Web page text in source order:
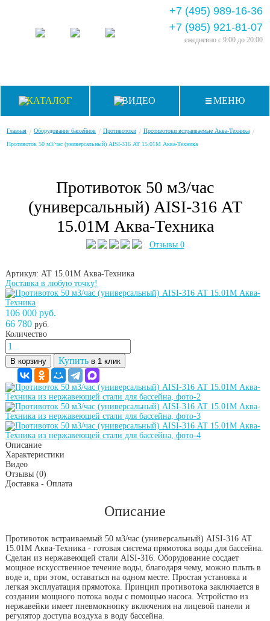
+7 (495) 989-16-36
+7 (985) 921-81-07
ежедневно с 9:00 до 20:00
КАТАЛОГ ВИДЕО МЕНЮ
Главная / Оборудование бассейнов / Противотоки / Противотоки встраиваемые Аква-Техника /
Противоток 50 м3/час (универсальный) AISI-316 АТ 15.01М Аква-Техника
Противоток 50 м3/час
(универсальный) AISI-316 АТ
15.01М Аква-Техника
Отзывы 0
Артикул: АТ 15.01М Аква-Техника
Доставка в любую точку!
106 000 руб.
66 780 руб.
Количество
В корзину Купить в 1 клик
Описание
Характеристики
Видео
Отзывы (0)
Доставка - Оплата
Описание
Противоток встраиваемый 50 м3/час (универсальный) AISI-316 АТ
15.01М Аква-Техника - готовая система прямотока воды для бассейна.
Сделан из нержавеющей стали AISI-316. Оборудование сосдает
мощное искусственное течение воды, благодаря чему, можно плыть в
воде и, при этом, оставаться на одном месте. Простая установка и
легкая эксплуатация прямотока. Принцип противотока заключается в
создании мощного потока воды с помощью насоса. Устройство из
нержавейки имеет пневмокнопку включения на лицевой панели и
регулятор доступа воздуха в воду бассейна.